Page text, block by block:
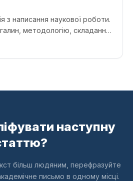
з написання наукової роботи.
методологію, складання,
наступну
більш людяним, перефразуйте
письмо в одному місці.